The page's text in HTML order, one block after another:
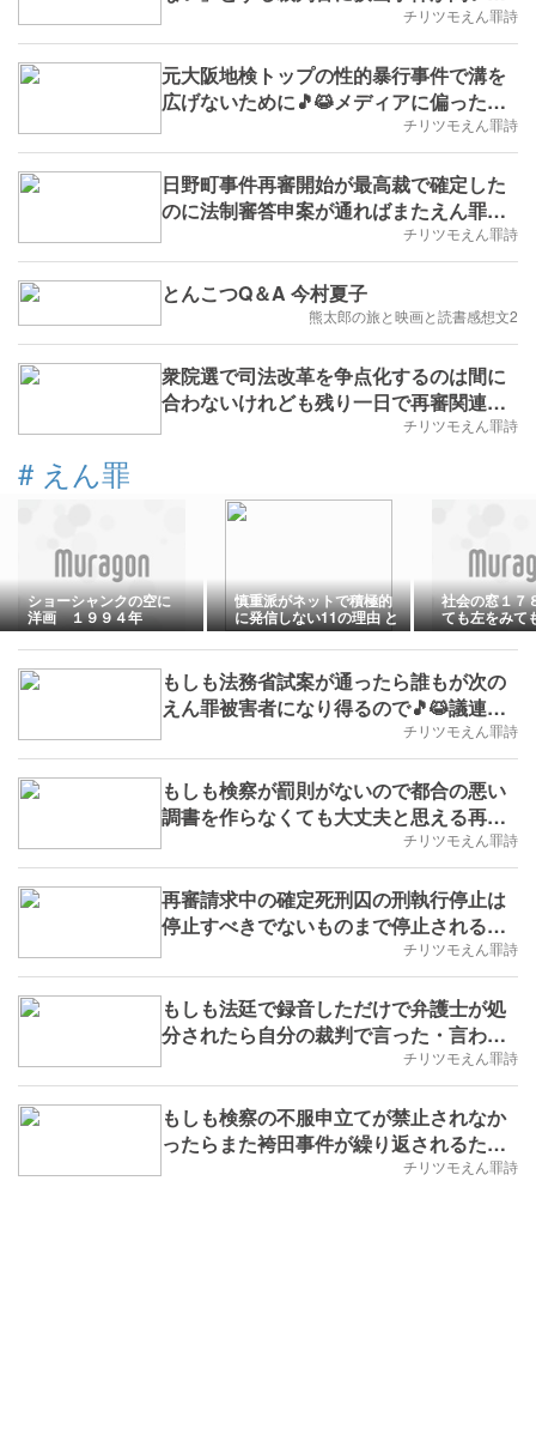
けるもの🎵😹早智子さんの第4次再審請
求から1年(※雑学No.218,B.D.+212)
チリツモえん罪詩
元大阪地検トップの性的暴行事件で溝を
広げないために🎵😹メディアに偏った報
No.216.B.D.+198)
チリツモえん罪詩
日野町事件再審開始が最高裁で確定した
のに法制審答申案が通ればまたえん罪が
生まれるので🎵😹議員立法案による法改
正を国会論議で実現し狭山事件等の再審
開始も加速させたい(※実学
No.215,B.D.+174)
チリツモえん罪詩
とんこつQ＆A 今村夏子
熊太郎の旅と映画と読書感想文2
衆院選で司法改革を争点化するのは間に
合わないけれども残り一日で再審関連記
事に自民公約がえん罪被害者を無視して
No.213,B.D.+155)
チリツモえん罪詩
# えん罪
ショーシャンクの空に
洋画 １９９４年
慎重派がネットで積極的
に発信しない11の理由 と
悪意攻略法
社会の窓１７
ても左をみ
一
もしも法務省試案が通ったら誰もが次の
えん罪被害者になり得るので🎵😹議連候
補者に投票して議員立法を復活させ私た
ちの未来を守りたい(※実学
No.213,B.D.+144)
チリツモえん罪詩
もしも検察が罰則がないので都合の悪い
調書を作らなくても大丈夫と思える再審
法ができたら誰も救われないので🎵😹刑
事罰と第三者監視で歯止めをかけたい(※
実学No.208,B.D.+95)
チリツモえん罪詩
再審請求中の確定死刑囚の刑執行停止は
停止すべきでないものまで停止される可
能性があるとの検察の主張はえん罪で死
刑になっても仕方がないと宣言している
に等しいので🎵😹再審法改正は人権優先
の議員立法で(※実学No.204,B.D.+83)
チリツモえん罪詩
もしも法廷で録音しただけで弁護士が処
分されたら自分の裁判で言った・言わな
いの水掛け論になったとき真実を証明で
きないのは怖いので🎵😹全ての公判録
画・録音のルールを(※実学
No.203,B.D.+82)
チリツモえん罪詩
もしも検察の不服申立てが禁止されなか
ったらまた袴田事件が繰り返されるため
🎵😹ひで子さんをこれ以上増やさないた
チリツモえん罪詩